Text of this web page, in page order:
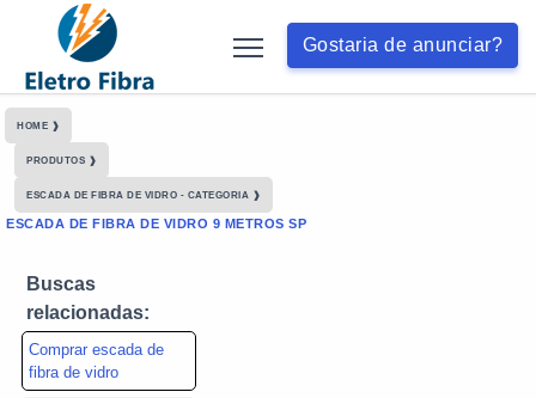
Gostaria de anunciar?
HOME ❱
PRODUTOS ❱
ESCADA DE FIBRA DE VIDRO - CATEGORIA ❱
ESCADA DE FIBRA DE VIDRO 9 METROS SP
Buscas
relacionadas:
Comprar escada de
fibra de vidro